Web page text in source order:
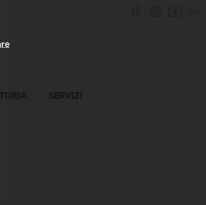
SERVIZI